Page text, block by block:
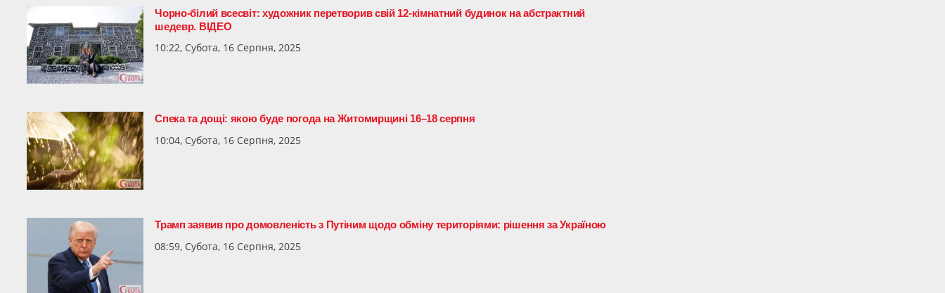
Чорно-білий всесвіт: художник перетворив свій 12-кімнатний будинок на абстрактний
шедевр. ВІДЕО
10:22, Субота, 16 Серпня, 2025
Спека та дощі: якою буде погода на Житомирщині 16–18 серпня
10:04, Субота, 16 Серпня, 2025
Трамп заявив про домовленість з Путіним щодо обміну територіями: рішення за Україною
08:59, Субота, 16 Серпня, 2025